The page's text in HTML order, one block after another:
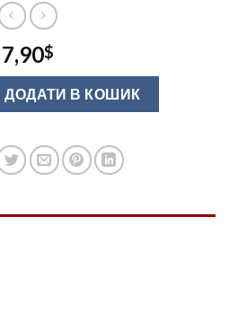
7,90$
push to open L-500mm H45mm
ДОДАТИ В КОШИК